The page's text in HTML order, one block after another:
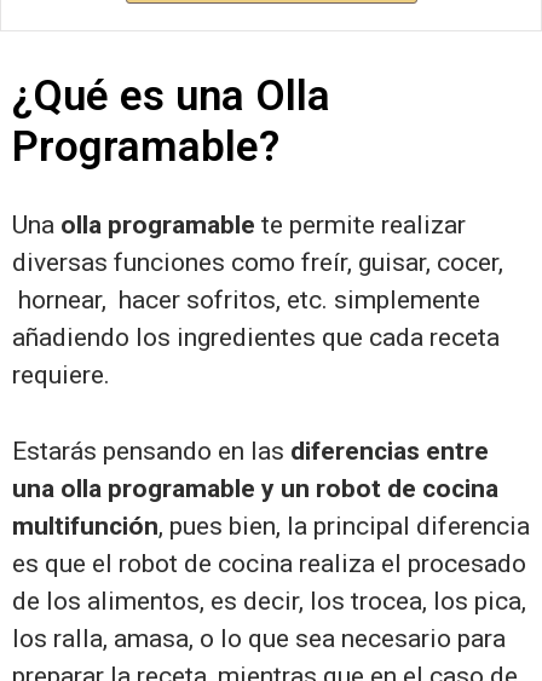
¿Qué es una Olla
Programable?
Una olla programable te permite realizar
diversas funciones como freír, guisar, cocer,
hornear, hacer sofritos, etc. simplemente
añadiendo los ingredientes que cada receta
requiere.
Estarás pensando en las diferencias entre
una olla programable y un robot de cocina
multifunción, pues bien, la principal diferencia
es que el robot de cocina realiza el procesado
de los alimentos, es decir, los trocea, los pica,
los ralla, amasa, o lo que sea necesario para